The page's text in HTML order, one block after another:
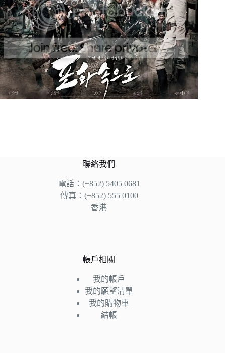
聯絡我們
電話：(+852) 5405 0681
傳真：(+852) 555 0100
香港
帳戶相關
我的帳戶
我的願望清單
我的購物車
結帳